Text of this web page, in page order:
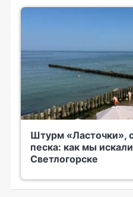
Штурм «Ласточки»,
песка: как мы
Светлогорске